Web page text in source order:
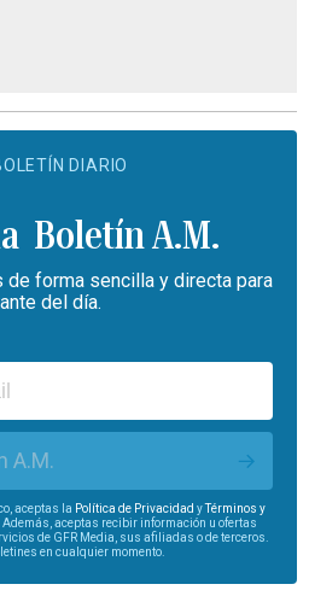
DIARIO
Boletín A.M.
forma sencilla y directa para
del día.
A.M.
aceptas la Política de Privacidad yTérminos y
Además, aceptas recibir información u ofertas
de GFR Media, sus afiliadas o de terceros.
en cualquier momento.